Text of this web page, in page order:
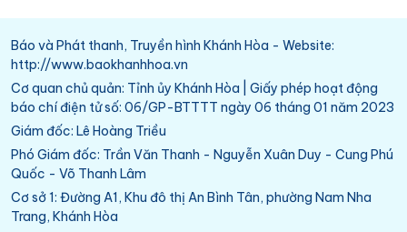
Báo và Phát thanh, Truyền hình Khánh Hòa - Website:
http://www.baokhanhhoa.vn
Cơ quan chủ quản: Tỉnh ủy Khánh Hòa | Giấy phép hoạt động
báo chí điện tử số: 06/GP-BTTTT ngày 06 tháng 01 năm 2023
Giám đốc: Lê Hoàng Triều
Phó Giám đốc: Trần Văn Thanh - Nguyễn Xuân Duy - Cung Phú
Quốc - Võ Thanh Lâm
Cơ sở 1: Đường A1, Khu đô thị An Bình Tân, phường Nam Nha
Trang, Khánh Hòa